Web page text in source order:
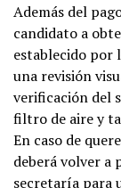
Además del
candidato a
establecido por
una revisión
verificación del
filtro de aire y
En caso de
deberá volver a
secretaría para